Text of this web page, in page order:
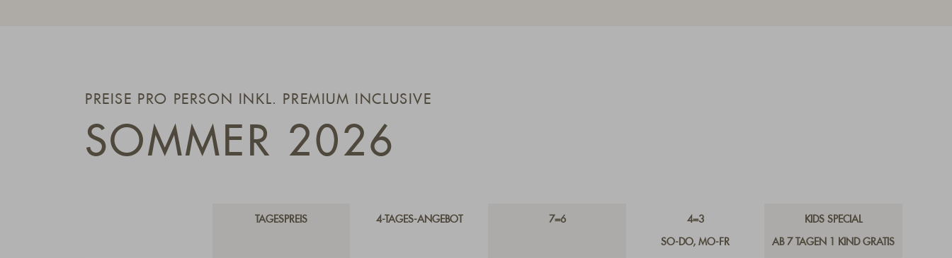
PREISE PRO PERSON INKL. PREMIUM INCLUSIVE
SOMMER 2026
TAGESPREIS 4-TAGES-ANGEBOT 7=6 4=3
SO-DO, MO-FR
KIDS SPECIAL
AB 7 TAGEN 1 KIND GRATIS